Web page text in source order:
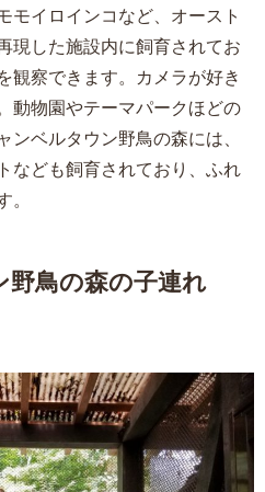
モイロインコなど、オースト
現した施設内に飼育されてお
観察できます。カメラが好き
動物園やテーマパークほどの
ンベルタウン野鳥の森には、
なども飼育されており、ふれ
。
野鳥の森の子連れ